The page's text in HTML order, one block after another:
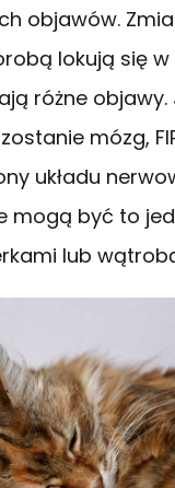
objawów.
lokują się w
różne objawy.
mózg,
układu
mogą być to
lub